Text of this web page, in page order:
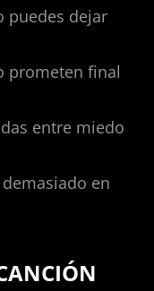
puedes dejar
prometen final
entre miedo
en